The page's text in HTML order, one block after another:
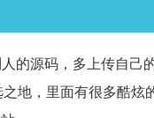
的源码，多上传自己
之地，里面有很多酷炫